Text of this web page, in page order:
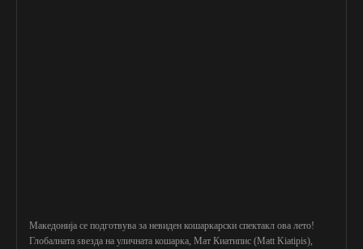
Македонија се подготвува за невиден кошаркарски спектакл ова лето!
Глобалната ѕвезда на уличната кошарка, Мат Киатипис (Matt Kiatipis),